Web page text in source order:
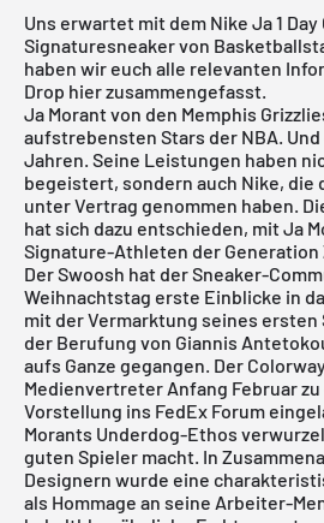
Uns erwartet mit dem Nike Ja 1
Signaturesneaker von
haben wir euch alle relevanten
Drop hier zusammengefasst.
Ja Morant von den Memphis
aufstrebensten Stars der NBA.
Jahren. Seine Leistungen haben
begeistert, sondern auch Nike, die
unter Vertrag genommen haben.
hat sich dazu entschieden, mit Ja
Signature-Athleten der Generation
Der Swoosh hat der Sneaker-
Weihnachtstag erste Einblicke in
mit der Vermarktung seines
der Berufung von Giannis
aufs Ganze gegangen. Der
Medienvertreter Anfang Februar
Vorstellung ins FedEx Forum
Morants Underdog-Ethos
guten Spieler macht. In
Designern wurde eine
als Hommage an seine Arbeiter-